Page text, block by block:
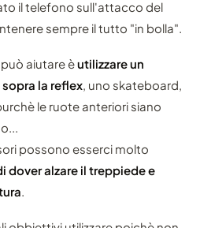
il telefono sull'attacco del
sempre il tutto "in bolla".
aiutare èutilizzare un
la reflex, uno skateboard,
le ruote anteriori siano
possono esserci molto
dover alzare il treppiede e
.